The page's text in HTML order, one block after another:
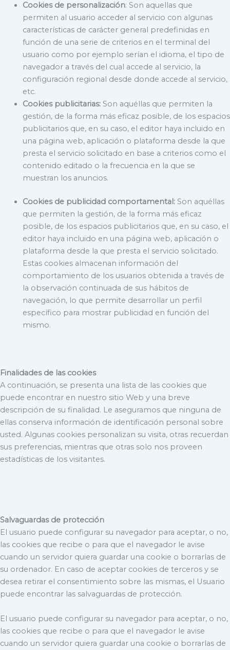
Cookies de personalización: Son aquellas que
permiten al usuario acceder al servicio con algunas
características de carácter general predefinidas en
función de una serie de criterios en el terminal del
usuario como por ejemplo serían el idioma, el tipo de
navegador a través del cual accede al servicio, la
configuración regional desde donde accede al servicio,
etc.
Cookies publicitarias:Son aquéllas que permiten la
gestión, de la forma más eficaz posible, de los espacios
publicitarios que, en su caso, el editor haya incluido en
una página web, aplicación o plataforma desde la que
presta el servicio solicitado en base a criterios como el
contenido editado o la frecuencia en la que se
muestran los anuncios.
Cookies de publicidad comportamental:Son aquéllas
que permiten la gestión, de la forma más eficaz
posible, de los espacios publicitarios que, en su caso, el
editor haya incluido en una página web, aplicación o
plataforma desde la que presta el servicio solicitado.
Estas cookies almacenan información del
comportamiento de los usuarios obtenida a través de
la observación continuada de sus hábitos de
navegación, lo que permite desarrollar un perfil
específico para mostrar publicidad en función del
mismo.
Finalidades de las cookies
A continuación, se presenta una lista de las cookies que
puede encontrar en nuestro sitio Web y una breve
descripción de su finalidad. Le aseguramos que ninguna de
ellas conserva información de identificación personal sobre
usted. Algunas cookies personalizan su visita, otras recuerdan
sus preferencias, mientras que otras solo nos proveen
estadísticas de los visitantes.
Salvaguardas de protección
El usuario puede configurar su navegador para aceptar, o no,
las cookies que recibe o para que el navegador le avise
cuando un servidor quiera guardar una cookie o borrarlas de
su ordenador. En caso de aceptar cookies de terceros y se
desea retirar el consentimiento sobre las mismas, el Usuario
puede encontrar las salvaguardas de protección.
El usuario puede configurar su navegador para aceptar, o no,
las cookies que recibe o para que el navegador le avise
cuando un servidor quiera guardar una cookie o borrarlas de